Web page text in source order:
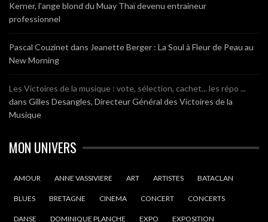
Kerner, l’ange blond du Muay Thaï devenu entraineur
professionnel
Pascal Couzinet dans Jeanette Berger : La Soul à Fleur de Peau au
New Morning
Les Victoires de la musique : vote, sélection, cachet... les répo ...
dans Gilles Desangles, Directeur Général des Victoires de la
Musique
MON UNIVERS
AMOUR ANNE VASSIVIERE ART ARTISTES BATACLAN
BLUES BRETAGNE CINEMA CONCERT CONCERTS
DANSE DOMINIQUE PLANCHE EXPO EXPOSITION